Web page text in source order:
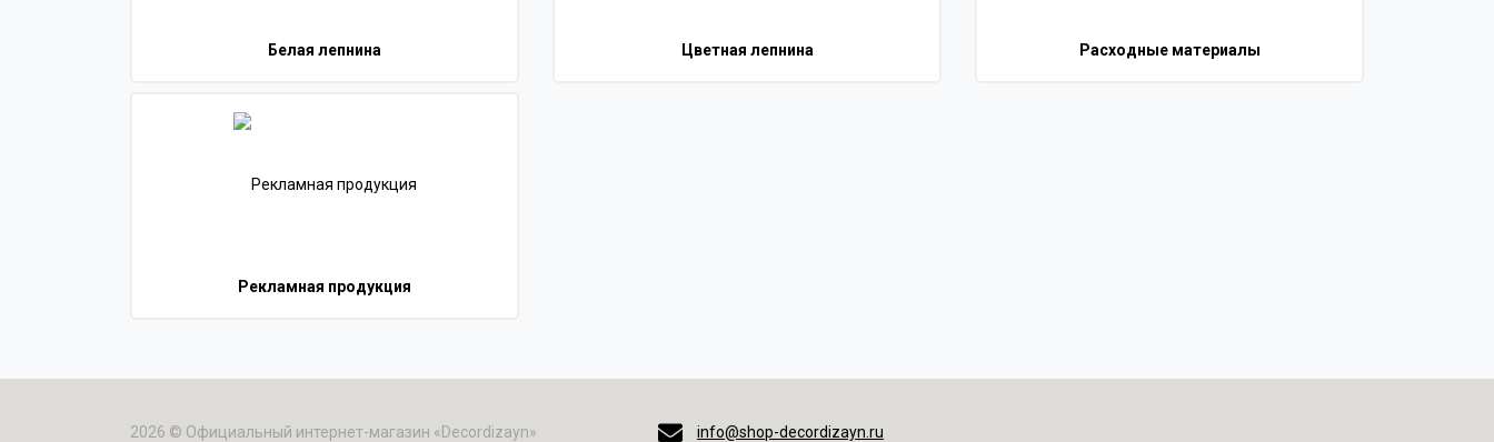
Белая лепнина Цветная лепнина Расходные материалы
Рекламная продукция
2026 © Официальный интернет-магазин «Decordizayn»
info@shop-decordizayn.ru